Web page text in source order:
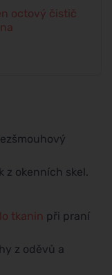
octový čistič
z okenních skel.
tkanin při praní
z oděvů a